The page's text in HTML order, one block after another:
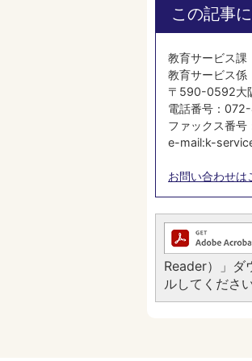
この記事
教育サービス課
教育サービス係
〒590-0592大
電話番号：
ファックス番
e-mail:k-
お問い合わせは
Reader）」ダ
ルしてください